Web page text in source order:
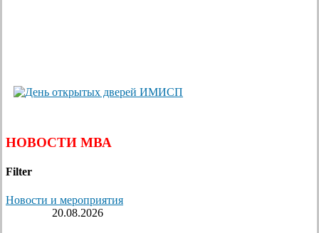
НОВОСТИ МВА
Filter
Новости и мероприятия
20.08.2026